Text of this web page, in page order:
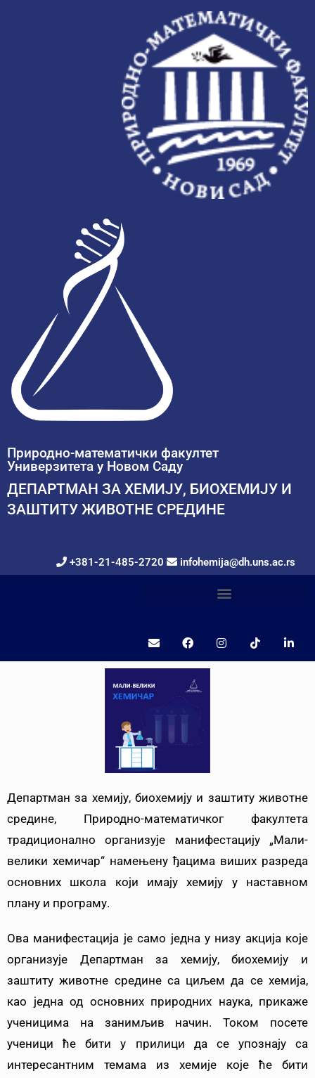
Природно-математички факултет
Универзитета у Новом Саду
ДЕПАРТМАН ЗА ХЕМИЈУ, БИОХЕМИЈУ И
ЗАШТИТУ ЖИВОТНЕ СРЕДИНЕ
+381-21-485-2720 infohemija@dh.uns.ac.rs
Департман за хемију, биохемију и заштиту животне
средине, Природно-математичког факултета
традиционално организује манифестацију „Мали-
велики хемичар“ намењену ђацима виших разреда
основних школа који имају хемију у наставном
плану и програму.
Ова манифестација је само једна у низу акција које
организује Департман за хемију, биохемију и
заштиту животне средине са циљем да се хемија,
као једна од основних природних наука, прикаже
ученицима на занимљив начин. Током посете
ученици ће бити у прилици да се упознају са
интересантним темама из хемије које ће бити